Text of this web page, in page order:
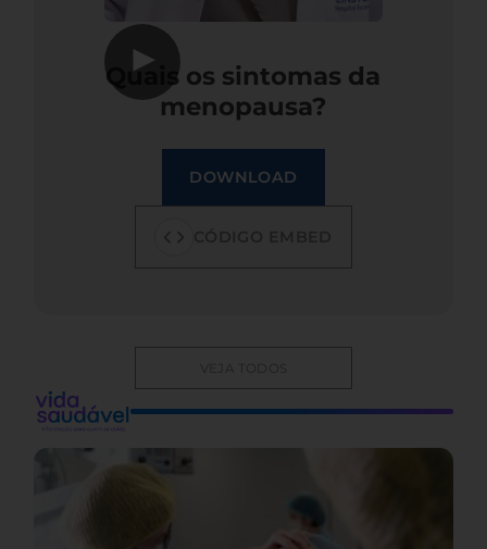
▶
Quais os sintomas da
menopausa?
DOWNLOAD
VEJA TODOS